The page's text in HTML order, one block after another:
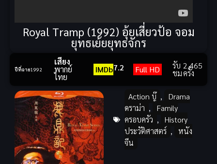
Royal Tramp (1992) อุ้ยเสี่ยวป้อ จอม
ยุทธเย้ยยุทธจักร
ปีที่ฉาย1992
เสียง
พากย์
ไทย
IMDb7.2 Full HD รับ
ชม
2,465
ครั้ง
Action บู๊ ,
Drama
ดราม่า ,
Family
ครอบครัว ,
History
ประวัติศาสตร์ ,
หนัง
จีน